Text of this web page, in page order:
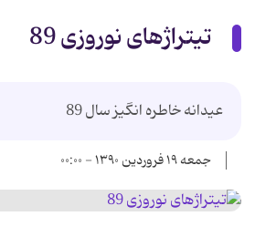
تیتراژهای نوروزی 89
عیدانه خاطره انگیز سال 89
جمعه ۱۹ فروردین ۱۳۹۰ - ۰۰:۰۰